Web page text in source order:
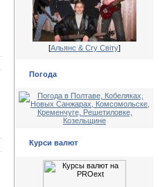
[Альянс & Cry Світу]
Погода
Курси валют